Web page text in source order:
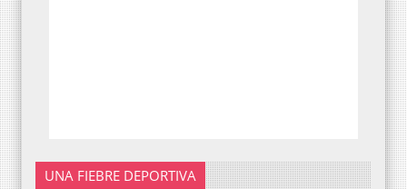
UNA FIEBRE DEPORTIVA